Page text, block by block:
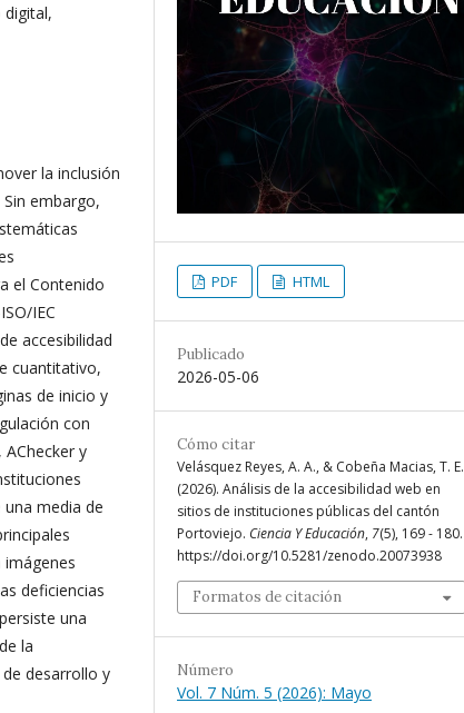
digital,
la inclusión
embargo,
el Contenido
IEC
accesibilidad
cuantitativo,
de inicio y
con
y
una media de
deficiencias
una
la
desarrollo y
PDF HTML
Publicado
2026-05-06
Cómo citar
Velásquez Reyes, A. A., & Cobeña Macias, T. E.
(2026). Análisis de la accesibilidad web en
sitios de instituciones públicas del cantón
Portoviejo. Ciencia Y Educación, 7(5), 169 - 180.
https://doi.org/10.5281/zenodo.20073938
Formatos de citación
Número
Vol. 7 Núm. 5 (2026): Mayo